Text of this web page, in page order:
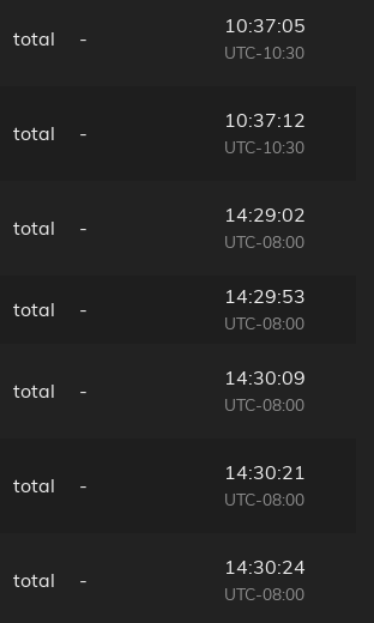
total -
10:37:05
UTC-10:30
total -
10:37:12
UTC-10:30
total -
14:29:02
UTC-08:00
total -
14:29:53
UTC-08:00
total -
14:30:09
UTC-08:00
total -
14:30:21
UTC-08:00
total -
14:30:24
UTC-08:00